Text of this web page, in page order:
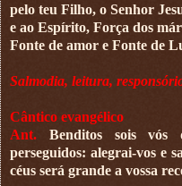
pelo teu Filho, o Senhor
e ao Espírito, Força dos
Fonte de amor e Fonte de
Salmodia, leitura,
Cântico evangélico
Ant. Benditos sois vós
perseguidos: alegrai-vos e
céus será grande a vossa